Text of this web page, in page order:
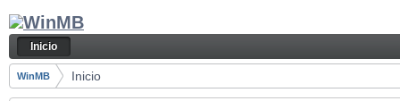
Saltar al contenido
Inicio
Navegación
Inicio
Camino de migas
WinMB Inicio